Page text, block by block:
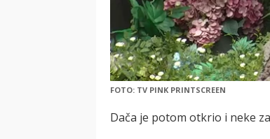
FOTO: TV PINK PRINTSCREEN
Dača je potom otkrio i neke